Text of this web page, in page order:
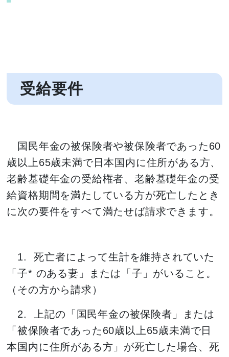
受給要件
国民年金の被保険者や被保険者であった60
歳以上65歳未満で日本国内に住所がある方、
老齢基礎年金の受給権者、老齢基礎年金の受
給資格期間を満たしている方が死亡したとき
に次の要件をすべて満たせば請求できます。
1. 死亡者によって生計を維持されていた
「子* のある妻」または「子」がいること。
（その方から請求）
2. 上記の「国民年金の被保険者」または
「被保険者であった60歳以上65歳未満で日
本国内に住所がある方」が死亡した場合、死